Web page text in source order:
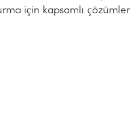
için kapsamlı çözümler